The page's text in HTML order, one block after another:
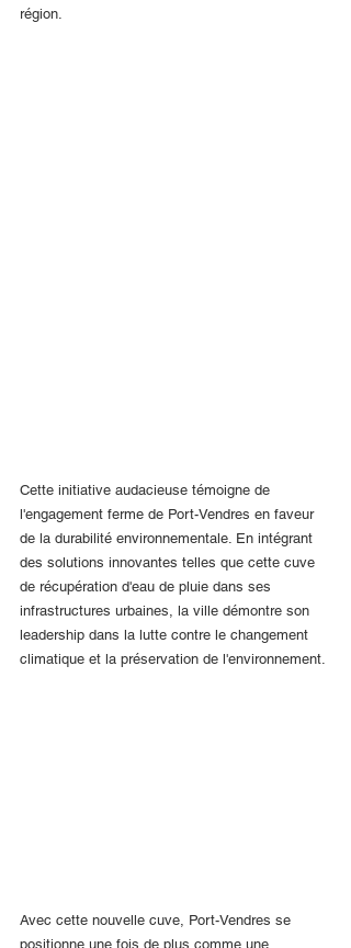
région.
Cette initiative audacieuse témoigne de
l'engagement ferme de Port-Vendres en faveur
de la durabilité environnementale. En intégrant
des solutions innovantes telles que cette cuve
de récupération d'eau de pluie dans ses
infrastructures urbaines, la ville démontre son
leadership dans la lutte contre le changement
climatique et la préservation de l'environnement.
Avec cette nouvelle cuve, Port-Vendres se
positionne une fois de plus comme une